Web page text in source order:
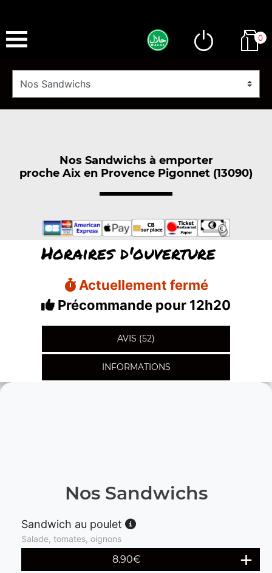
0
Nos Sandwichs à emporter
proche Aix en Provence Pigonnet (13090)
Horaires d'ouverture
Actuellement fermé
Précommande pour 12h20
AVIS (52)
INFORMATIONS
Nos Sandwichs
Sandwich au poulet
Salade, tomates, oignons
8.90€